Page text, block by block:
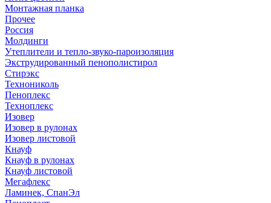
Монтажная планка
Прочее
Россия
Молдинги
Утеплители и тепло-звуко-пароизоляция
Экструдированный пенополистирол
Стирэкс
Технониколь
Пеноплекс
Техноплекс
Изовер
Изовер в рулонах
Изовер листовой
Кнауф
Кнауф в рулонах
Кнауф листовой
Мегафлекс
Ламинек, СпанЭл